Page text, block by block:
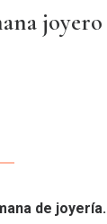
joyero
de joyería.